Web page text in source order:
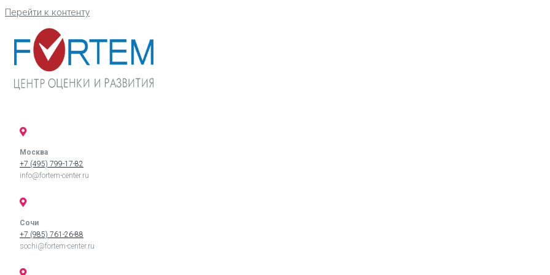
Перейти к контенту
Москва
+7 (495) 799-17-82
info@fortem-center.ru
Сочи
+7 (985) 761-26-88
sochi@fortem-center.ru